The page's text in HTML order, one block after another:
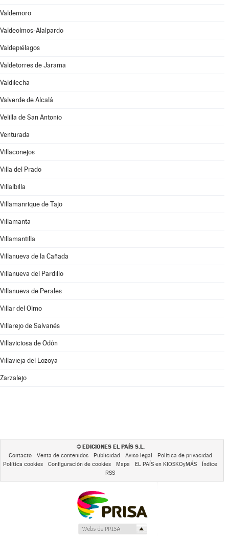
Valdemoro
Valdeolmos-Alalpardo
Valdepiélagos
Valdetorres de Jarama
Valdilecha
Valverde de Alcalá
Velilla de San Antonio
Venturada
Villaconejos
Villa del Prado
Villalbilla
Villamanrique de Tajo
Villamanta
Villamantilla
Villanueva de la Cañada
Villanueva del Pardillo
Villanueva de Perales
Villar del Olmo
Villarejo de Salvanés
Villaviciosa de Odón
Villavieja del Lozoya
Zarzalejo
© EDICIONES EL PAÍS S.L.
Contacto Venta de contenidos Publicidad Aviso legal
Política de privacidad
Política cookies
Configuración de cookies Mapa EL PAÍS en KIOSKOyMÁS
Índice
RSS